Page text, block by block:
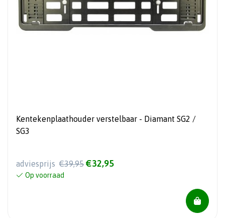
Kentekenplaathouder verstelbaar - Diamant SG2 /
SG3
adviesprijs €39,95 €32,95
Op voorraad